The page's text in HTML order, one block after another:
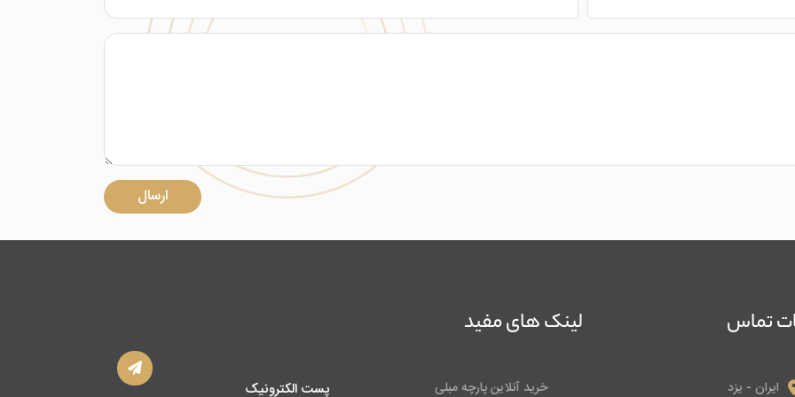
ارسال
تماس
ایران - یزد
لینک های مفید
خرید آنلاین پارچه مبلی پست الکترونیک